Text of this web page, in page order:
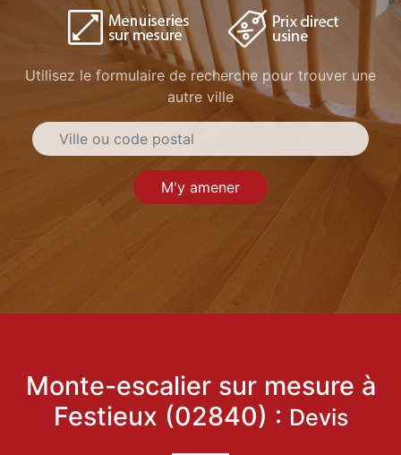
Utilisez le formulaire de recherche pour trouver une
autre ville
M'y amener
Monte-escalier sur mesure à
Festieux (02840) : Devis